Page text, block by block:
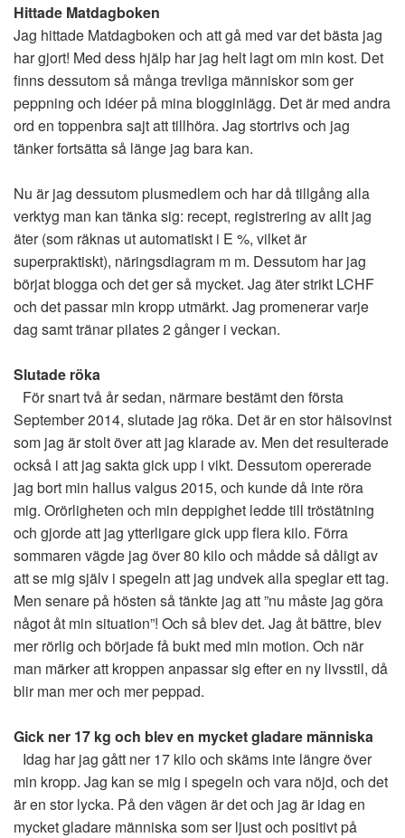
Hittade Matdagboken
Jag hittade Matdagboken och att gå med var det bästa jag
har gjort! Med dess hjälp har jag helt lagt om min kost. Det
finns dessutom så många trevliga människor som ger
peppning och idéer på mina blogginlägg. Det är med andra
ord en toppenbra sajt att tillhöra. Jag stortrivs och jag
tänker fortsätta så länge jag bara kan.
Nu är jag dessutom plusmedlem och har då tillgång alla
verktyg man kan tänka sig: recept, registrering av allt jag
äter (som räknas ut automatiskt i E %, vilket är
superpraktiskt), näringsdiagram m m. Dessutom har jag
börjat blogga och det ger så mycket. Jag äter strikt LCHF
och det passar min kropp utmärkt. Jag promenerar varje
dag samt tränar pilates 2 gånger i veckan.
Slutade röka
För snart två år sedan, närmare bestämt den första
September 2014, slutade jag röka. Det är en stor hälsovinst
som jag är stolt över att jag klarade av. Men det resulterade
också i att jag sakta gick upp i vikt. Dessutom opererade
jag bort min hallus valgus 2015, och kunde då inte röra
mig. Orörligheten och min deppighet ledde till tröstätning
och gjorde att jag ytterligare gick upp flera kilo. Förra
sommaren vägde jag över 80 kilo och mådde så dåligt av
att se mig själv i spegeln att jag undvek alla speglar ett tag.
Men senare på hösten så tänkte jag att ”nu måste jag göra
något åt min situation”! Och så blev det. Jag åt bättre, blev
mer rörlig och började få bukt med min motion. Och när
man märker att kroppen anpassar sig efter en ny livsstil, då
blir man mer och mer peppad.
Gick ner 17 kg och blev en mycket gladare människa
Idag har jag gått ner 17 kilo och skäms inte längre över
min kropp. Jag kan se mig i spegeln och vara nöjd, och det
är en stor lycka. På den vägen är det och jag är idag en
mycket gladare människa som ser ljust och positivt på